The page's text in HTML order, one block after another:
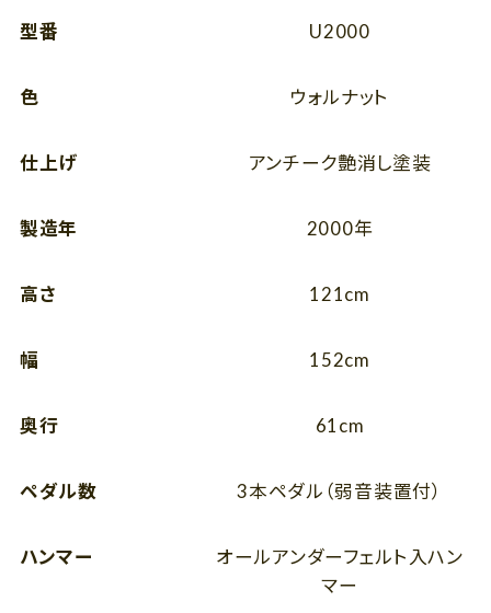
型番 U2000
色 ウォルナット
仕上げ アンチーク艶消し塗装
製造年 2000年
高さ 121cm
幅 152cm
奥行 61cm
ペダル数 3本ペダル（弱音装置付）
ハンマー
オールアンダーフェルト入ハン
マー